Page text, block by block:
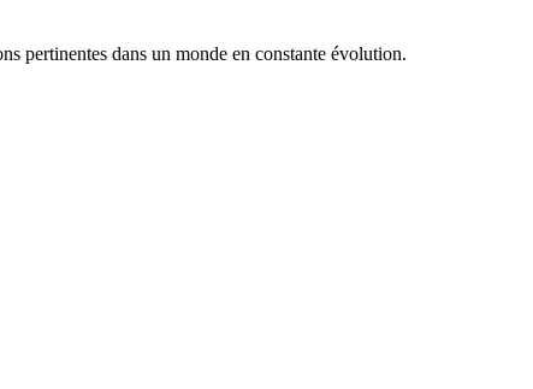
pertinentes dans un monde en constante évolution.